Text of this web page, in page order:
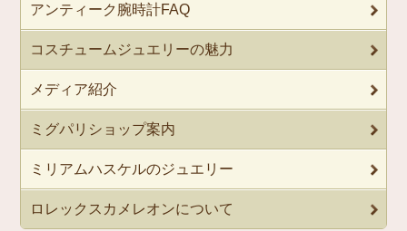
アンティーク腕時計FAQ
コスチュームジュエリーの魅力
メディア紹介
ミグパリショップ案内
ミリアムハスケルのジュエリー
ロレックスカメレオンについて